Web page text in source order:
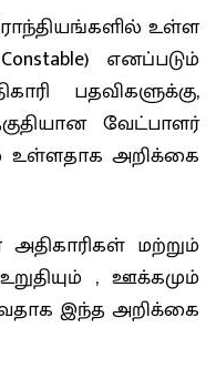
உள்ள
எனப்படும்
பதவிகளுக்கு,
வேட்பாளர்
உள்ளதாக அறிக்கை
மற்றும்
, ஊக்கமும்
இந்த அறிக்கை